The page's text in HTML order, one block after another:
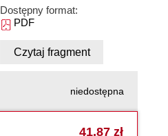
Dostępny format:
PDF
Czytaj fragment
niedostępna
41,87 zł